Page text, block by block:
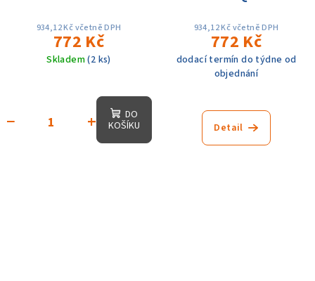
934,12 Kč včetně DPH
772 Kč
Skladem(2 ks)
+
−
DO
KOŠÍKU
934,12 Kč včetně DPH
772 Kč
dodací termín do týdne od
objednání
Detail